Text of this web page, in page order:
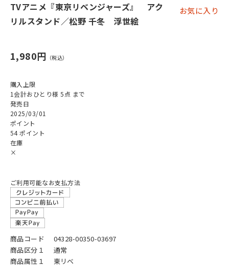
TVアニメ『東京リベンジャーズ』 アク
リルスタンド／松野 千冬 浮世絵
お気に入り
1,980円
購入上限
1会計おひとり様 5点 まで
発売日
2025/03/01
ポイント
54 ポイント
在庫
×
ご利用可能なお支払方法
商品コード
04328-00350-03697
商品区分１
通常
商品属性１
東リベ